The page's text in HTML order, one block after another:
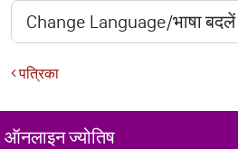
पत्रिका
ऑनलाइन ज्योतिष